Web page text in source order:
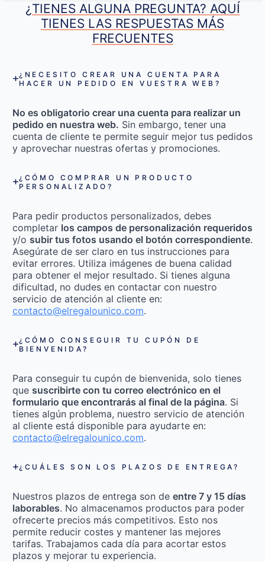
¿TIENES ALGUNA PREGUNTA? AQUÍ
TIENES LAS RESPUESTAS MÁS
FRECUENTES
¿NECESITO CREAR UNA CUENTA PARA
HACER UN PEDIDO EN VUESTRA WEB?
No es obligatorio crear una cuenta para realizar un
pedido en nuestra web. Sin embargo, tener una
cuenta de cliente te permite seguir mejor tus pedidos
y aprovechar nuestras ofertas y promociones.
¿CÓMO COMPRAR UN PRODUCTO
PERSONALIZADO?
Para pedir productos personalizados, debes
completar los campos de personalización requeridos
y/o subir tus fotos usando el botón correspondiente.
Asegúrate de ser claro en tus instrucciones para
evitar errores. Utiliza imágenes de buena calidad
para obtener el mejor resultado. Si tienes alguna
dificultad, no dudes en contactar con nuestro
servicio de atención al cliente en:
contacto@elregalounico.com.
¿CÓMO CONSEGUIR TU CUPÓN DE
BIENVENIDA?
Para conseguir tu cupón de bienvenida, solo tienes
que suscribirte con tu correo electrónico en el
formulario que encontrarás al final de la página. Si
tienes algún problema, nuestro servicio de atención
al cliente está disponible para ayudarte en:
contacto@elregalounico.com.
¿CUÁLES SON LOS PLAZOS DE ENTREGA?
Nuestros plazos de entrega son de entre 7 y 15 días
laborables. No almacenamos productos para poder
ofrecerte precios más competitivos. Esto nos
permite reducir costes y mantener las mejores
tarifas. Trabajamos cada día para acortar estos
plazos y mejorar tu experiencia.